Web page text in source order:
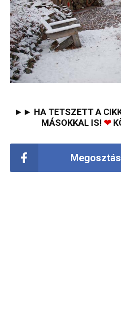
►► HA TETSZETT A
MÁSOKKAL IS! ❤